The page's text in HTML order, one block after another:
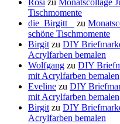
Rosi zu Monatscollage
Tischmomente
die_Birgitt _
zu
schöne Tischmomente
Birgit zu DIY
Acrylfarben bemalen
Wolfgang zu DIY
mit Acrylfarben bemalen
Eveline zu DIY
mit Acrylfarben bemalen
Birgit zu DIY
Acrylfarben bemalen